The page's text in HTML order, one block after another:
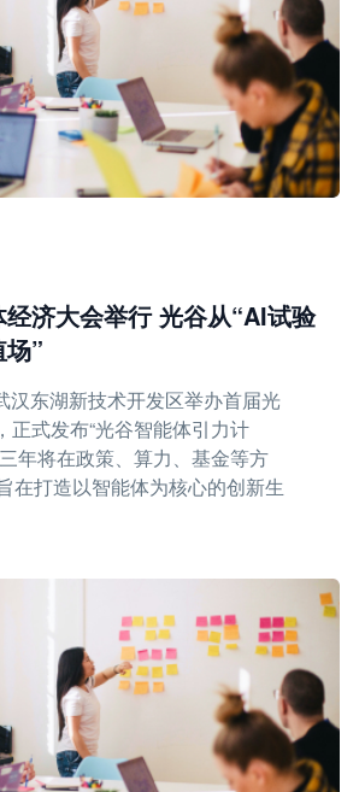
济大会举行 光谷从“AI试验
”
汉东湖新技术开发区举办首届光
正式发布“光谷智能体引力计
年将在政策、算力、基金等方
在打造以智能体为核心的创新生